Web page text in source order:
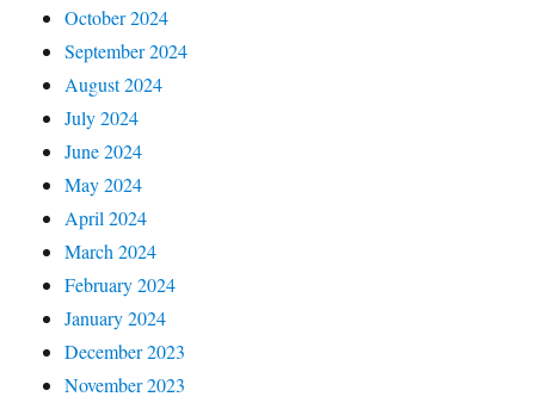
October 2024
September 2024
August 2024
July 2024
June 2024
May 2024
April 2024
March 2024
February 2024
January 2024
December 2023
November 2023